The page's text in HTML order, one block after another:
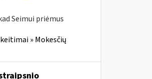
Seimui priėmus
» Mokesčių